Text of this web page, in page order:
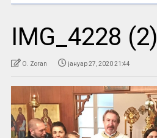
IMG_4228 (2)
O. Zoran јануар 27, 2020 21:44